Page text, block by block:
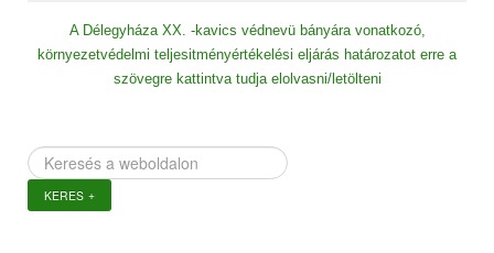
A Délegyháza XX. -kavics védnevü bányára vonatkozó,
környezetvédelmi teljesitményértékelési eljárás határozatot erre a
szövegre kattintva tudja elolvasni/letölteni
Keresés
a
weboldalon
KERES